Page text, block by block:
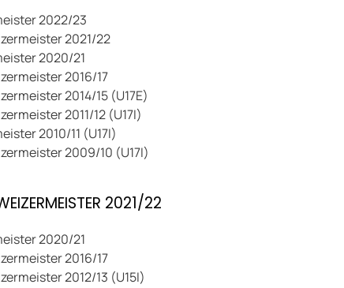
2022/23
2021/22
2020/21
2016/17
2014/15 (U17E)
2011/12 (U17I)
2010/11 (U17I)
2009/10 (U17I)
2021/22
2020/21
2016/17
2012/13 (U15I)